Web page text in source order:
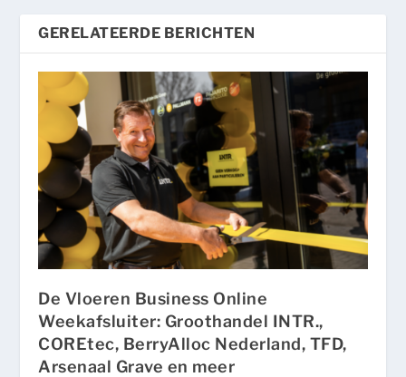
GERELATEERDE BERICHTEN
De Vloeren Business Online
Weekafsluiter: Groothandel INTR.,
COREtec, BerryAlloc Nederland, TFD,
Arsenaal Grave en meer